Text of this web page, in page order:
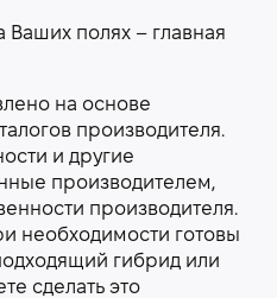
Ваших полях – главная
на основе
производителя.
и другие
производителем,
производителя.
необходимости готовы
гибрид или
сделать это